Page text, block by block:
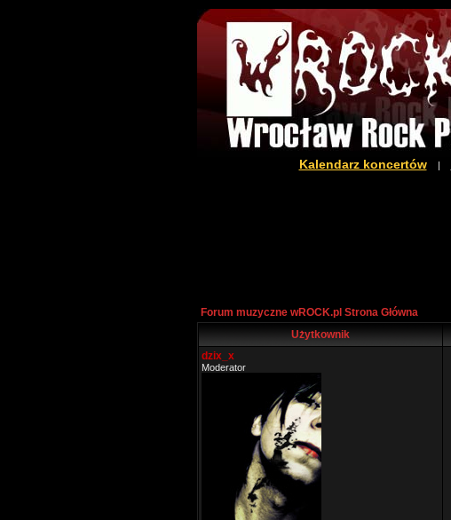
Kalendarz koncertów|
Forum muzyczne wROCK.pl Strona Główna
Użytkownik
dzix_x
Moderator